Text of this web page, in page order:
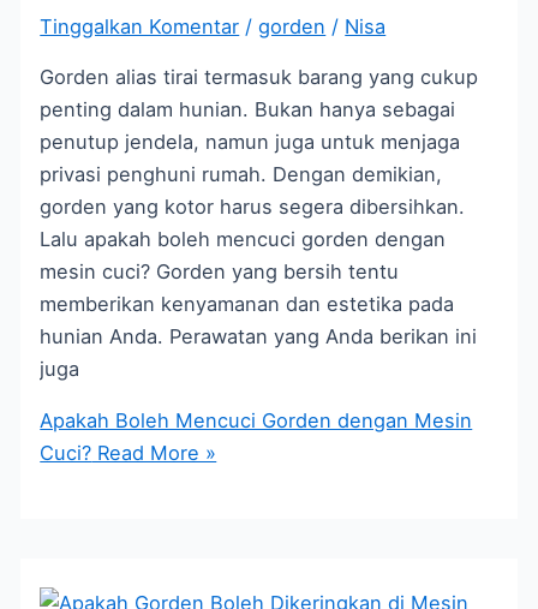
Tinggalkan Komentar /gorden / Nisa
Gorden alias tirai termasuk barang yang cukup
penting dalam hunian. Bukan hanya sebagai
penutup jendela, namun juga untuk menjaga
privasi penghuni rumah. Dengan demikian,
gorden yang kotor harus segera dibersihkan.
Lalu apakah boleh mencuci gorden dengan
mesin cuci? Gorden yang bersih tentu
memberikan kenyamanan dan estetika pada
hunian Anda. Perawatan yang Anda berikan ini
juga
Apakah Boleh Mencuci Gorden dengan Mesin
Cuci? Read More »